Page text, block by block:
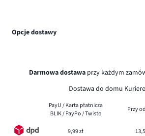
Opcje dostawy
Darmowa dostawa przy każdym
Dostawa do domu
PayU / Karta płatnicza
BLIK / PayPo / Twisto
Przy
9,99 zł